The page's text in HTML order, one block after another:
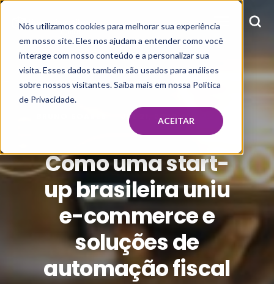
Nós utilizamos cookies para melhorar sua experiência
em nosso site. Eles nos ajudam a entender como você
interage com nosso conteúdo e a personalizar sua
visita. Esses dados também são usados para análises
sobre nossos visitantes. Saiba mais em nossa Política
de Privacidade.
ACEITAR
JUL 21, 2022, 10:22:24 AM
Como uma start-
up brasileira uniu
e-commerce e
soluções de
automação fiscal